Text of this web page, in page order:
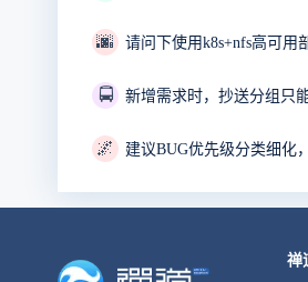
🌆 请问下使用k8s+nfs高可用
🚍 新增需求时，抄送分组只
🌌 建议BUG优先级分类细化
禅